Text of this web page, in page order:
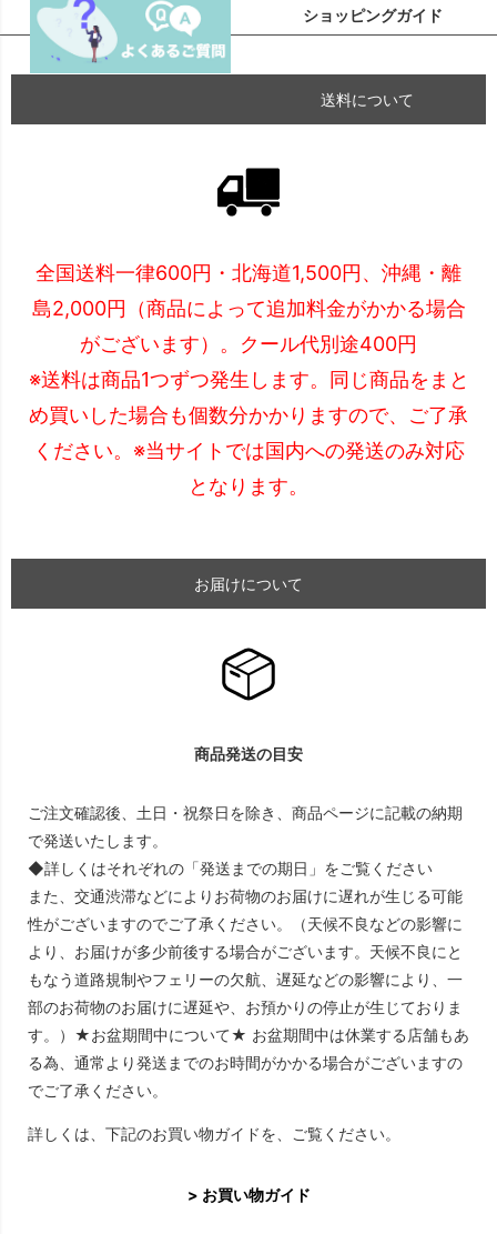
ショッピングガイド
送料について
全国送料一律600円・北海道1,500円、沖縄・離
島2,000円（商品によって追加料金がかかる場合
がございます）。クール代別途400円
※送料は商品1つずつ発生します。同じ商品をまと
め買いした場合も個数分かかりますので、ご了承
ください。※当サイトでは国内への発送のみ対応
となります。
お届けについて
商品発送の目安
ご注文確認後、土日・祝祭日を除き、商品ページに記載の納期
で発送いたします。
◆詳しくはそれぞれの「発送までの期日」をご覧ください
また、交通渋滞などによりお荷物のお届けに遅れが生じる可能
性がございますのでご了承ください。（天候不良などの影響に
より、お届けが多少前後する場合がございます。天候不良にと
もなう道路規制やフェリーの欠航、遅延などの影響により、一
部のお荷物のお届けに遅延や、お預かりの停止が生じておりま
す。）★お盆期間中について★ お盆期間中は休業する店舗もあ
る為、通常より発送までのお時間がかかる場合がございますの
でご了承ください。
詳しくは、下記のお買い物ガイドを、ご覧ください。
> お買い物ガイド